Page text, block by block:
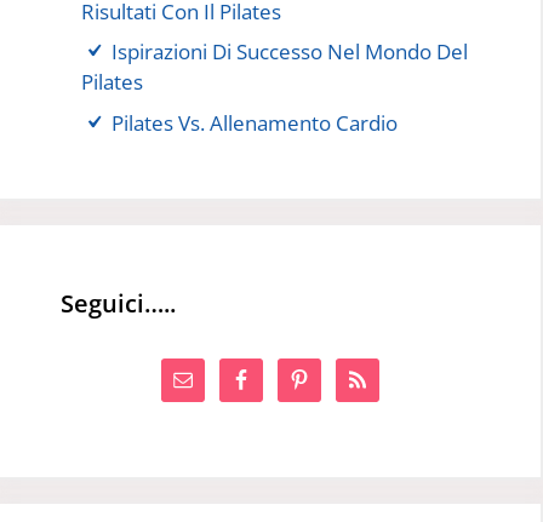
Risultati Con Il Pilates
Ispirazioni Di Successo Nel Mondo Del
Pilates
Pilates Vs. Allenamento Cardio
Seguici…..